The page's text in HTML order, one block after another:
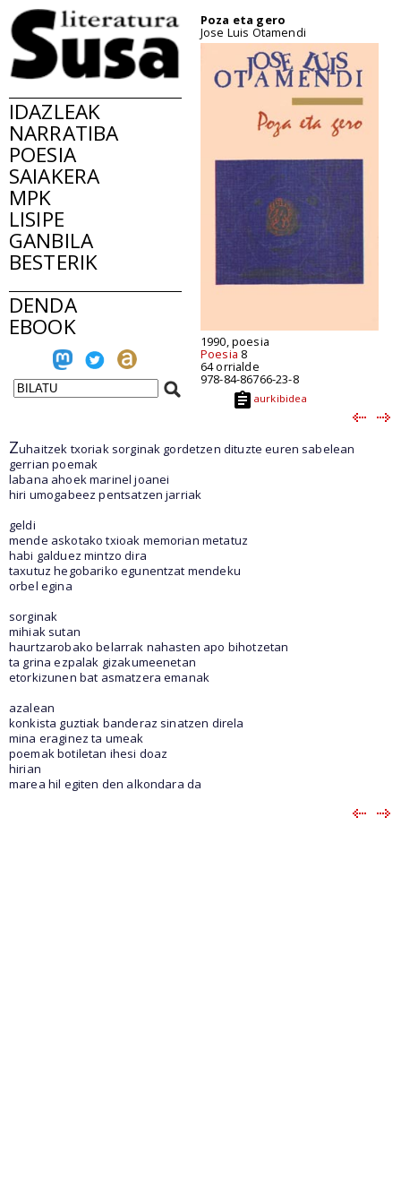
IDAZLEAK
NARRATIBA
POESIA
SAIAKERA
MPK
LISIPE
GANBILA
BESTERIK
DENDA
EBOOK
Poza eta gero
Jose Luis Otamendi
1990, poesia
Poesia 8
64 orrialde
978-84-86766-23-8
aurkibidea
Zuhaitzek txoriak sorginak gordetzen dituzte euren sabelean
gerrian poemak
labana ahoek marinel joanei
hiri umogabeez pentsatzen jarriak
geldi
mende askotako txioak memorian metatuz
habi galduez mintzo dira
taxutuz hegobariko egunentzat mendeku
orbel egina
sorginak
mihiak sutan
haurtzarobako belarrak nahasten apo bihotzetan
ta grina ezpalak gizakumeenetan
etorkizunen bat asmatzera emanak
azalean
konkista guztiak banderaz sinatzen direla
mina eraginez ta umeak
poemak botiletan ihesi doaz
hirian
marea hil egiten den alkondara da